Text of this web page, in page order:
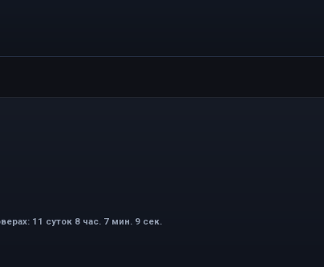
11 суток 8 час. 7 мин. 9 сек.